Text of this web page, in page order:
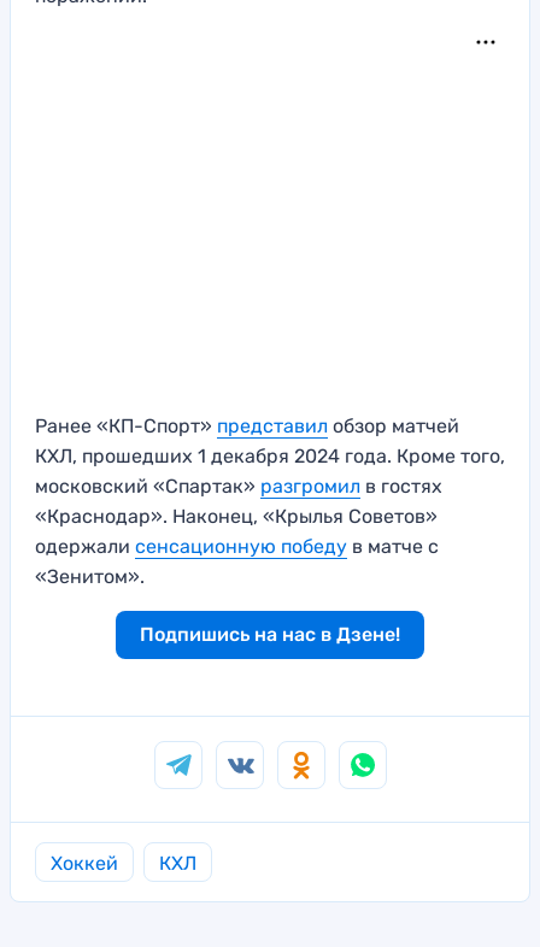
Ранее «КП-Спорт» представил обзор матчей
КХЛ, прошедших 1 декабря 2024 года. Кроме того,
московский «Спартак» разгромил в гостях
«Краснодар». Наконец, «Крылья Советов»
одержали сенсационную победу в матче с
«Зенитом».
Подпишись на нас в Дзене!
Хоккей КХЛ